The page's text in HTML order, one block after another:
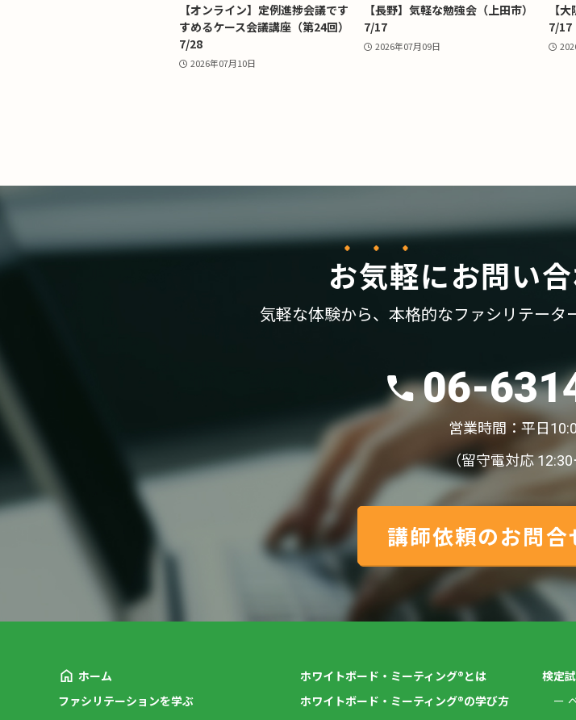
【オンライン】定例進捗会議です
すめるケース会議講座（第24回）
7/28
2026年07月10日
【長野】気軽な勉強会（上田市）
7/17
2026年07月09日
【
7/17
お気軽にお問い
気軽な体験から、 本格的なファシリテータ
06-
営業時間：平日
（留守電対応
講師依頼のお問合
ホーム
ファシリテーションを学ぶ
ホワイトボード・ミーティング®とは
ホワイトボード・ミーティング®の学び方
検定